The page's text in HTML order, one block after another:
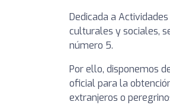
Dedicada a
culturales y sociales,
número 5.
Por ello, disponemos
oficial para la
extranjeros o